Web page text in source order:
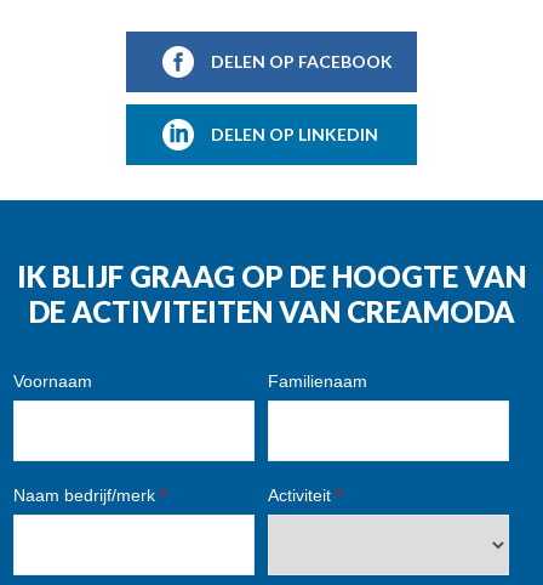
DELEN OP FACEBOOK
DELEN OP LINKEDIN
IK BLIJF GRAAG OP DE HOOGTE VAN
DE ACTIVITEITEN VAN CREAMODA
Voornaam Familienaam
Naam bedrijf/merk * Activiteit *